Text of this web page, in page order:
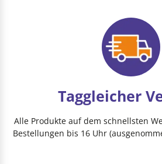
Taggleicher
Alle Produkte auf dem schnellsten
Bestellungen bis 16 Uhr